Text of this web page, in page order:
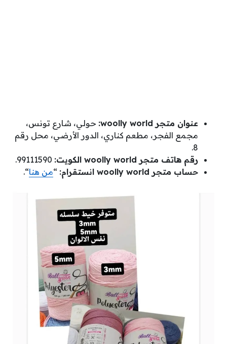
عنوان متجر woolly world:
حولي، شارع تونس،
مجمع الفجر، مطعم كناري، الدور الأرضي، محل رقم
8.
رقم هاتف متجر woolly world الكويت:
حساب متجر woolly world انستقرام:
“من هنا“.